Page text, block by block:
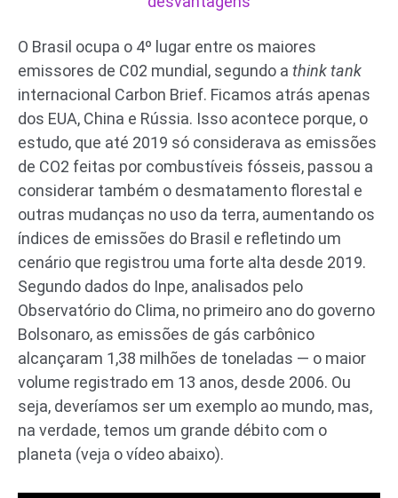
O Brasil ocupa o 4º lugar entre os maiores
emissores de C02 mundial, segundo a think tank
internacional Carbon Brief. Ficamos atrás apenas
dos EUA, China e Rússia. Isso acontece porque, o
estudo, que até 2019 só considerava as emissões
de CO2 feitas por combustíveis fósseis, passou a
considerar também o desmatamento florestal e
outras mudanças no uso da terra, aumentando os
índices de emissões do Brasil e refletindo um
cenário que registrou uma forte alta desde 2019.
Segundo dados do Inpe, analisados pelo
Observatório do Clima, no primeiro ano do governo
Bolsonaro, as emissões de gás carbônico
alcançaram 1,38 milhões de toneladas — o maior
volume registrado em 13 anos, desde 2006. Ou
seja, deveríamos ser um exemplo ao mundo, mas,
na verdade, temos um grande débito com o
planeta (veja o vídeo abaixo).